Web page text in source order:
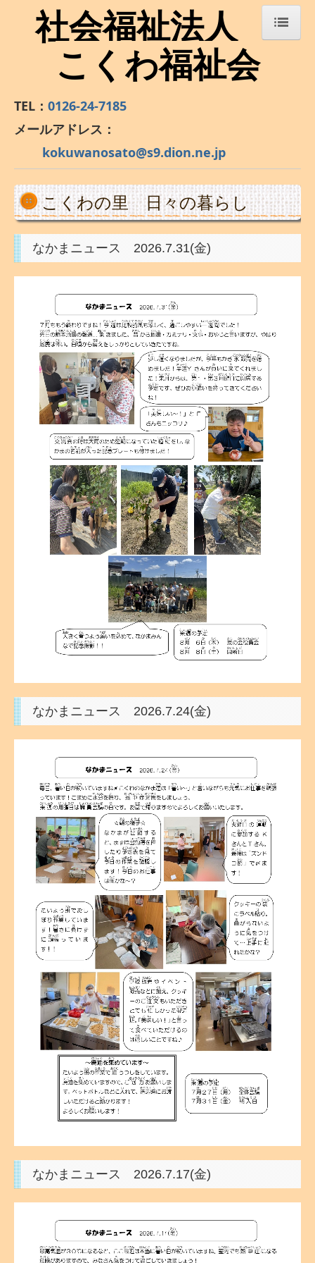
公表資料
社会福祉法人
こくわ福祉会
TEL： 0126-24-7185
メールアドレス：
kokuwanosato@s9.dion.ne.jp
こくわの里 日々の暮らし
なかまニュース 2026.7.31(金)
なかまニュース 2026.7.24(金)
なかまニュース 2026.7.17(金)